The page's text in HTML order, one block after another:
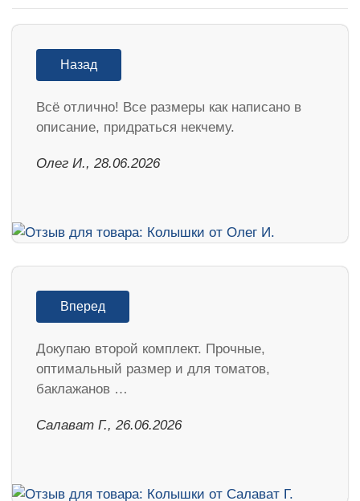
Назад
Всё отлично! Все размеры как написано в
описание, придраться некчему.
Олег И., 28.06.2026
Вперед
Докупаю второй комплект. Прочные,
оптимальный размер и для томатов,
баклажанов …
Салават Г., 26.06.2026